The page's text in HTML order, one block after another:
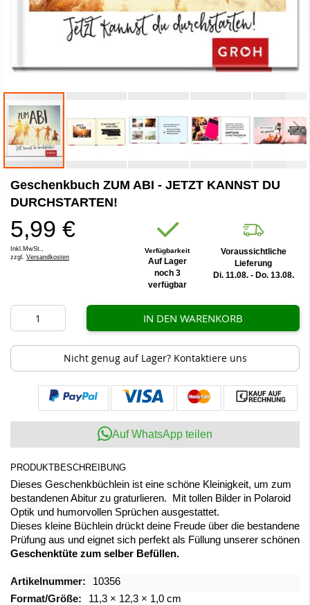
Anfang
der
springen
Geschenkbuch ZUM ABI - JETZT KANNST DU
DURCHSTARTEN!
5,99 €
Inkl.MwSt.,
zzgl. Versandkosten
Verfügbarkeit
Auf Lager
noch 3
verfügbar
Voraussichtliche
Lieferung
Di. 11.08. - Do. 13.08.
IN DEN WARENKORB
Nicht genug auf Lager? Kontaktiere uns
Auf WhatsApp teilen
PRODUKTBESCHREIBUNG
Dieses Geschenkbüchlein ist eine schöne Kleinigkeit, um zum
bestandenen Abitur zu graturlieren. Mit tollen Bilder in Polaroid
Optik und humorvollen Sprüchen ausgestattet.
Dieses kleine Büchlein drückt deine Freude über die bestandene
Prüfung aus und eignet sich perfekt als Füllung unserer schönen
Geschenktüte zum selber Befüllen.
Mehr
Informationen
10356
11,3 × 12,3 × 1,0 cm